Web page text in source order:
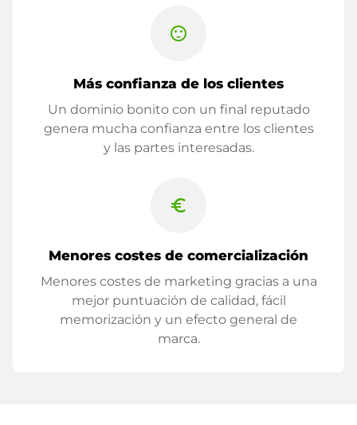
sentiment_satisfied
Más confianza de los clientes
Un dominio bonito con un final reputado
genera mucha confianza entre los clientes
y las partes interesadas.
euro_symbol
Menores costes de comercialización
Menores costes de marketing gracias a una
mejor puntuación de calidad, fácil
memorización y un efecto general de
marca.